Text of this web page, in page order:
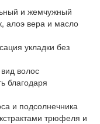
и жемчужный
алоэ вера и масло
укладки без
волос
благодаря
и подсолнечника
трюфеля и